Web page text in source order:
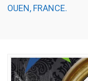
OUEN, FRANCE.